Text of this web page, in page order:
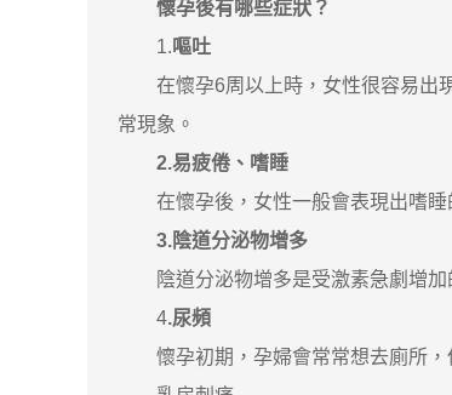
懷孕後有哪些症狀？
1. 嘔吐
在懷孕6周以上時，女性很容易出現
常現象。
2.易疲倦、嗜睡
在懷孕後，女性一般會表現出嗜睡
3.陰道分泌物增多
陰道分泌物增多是受激素急劇增加
4.尿頻
懷孕初期，孕婦會常常想去廁所，